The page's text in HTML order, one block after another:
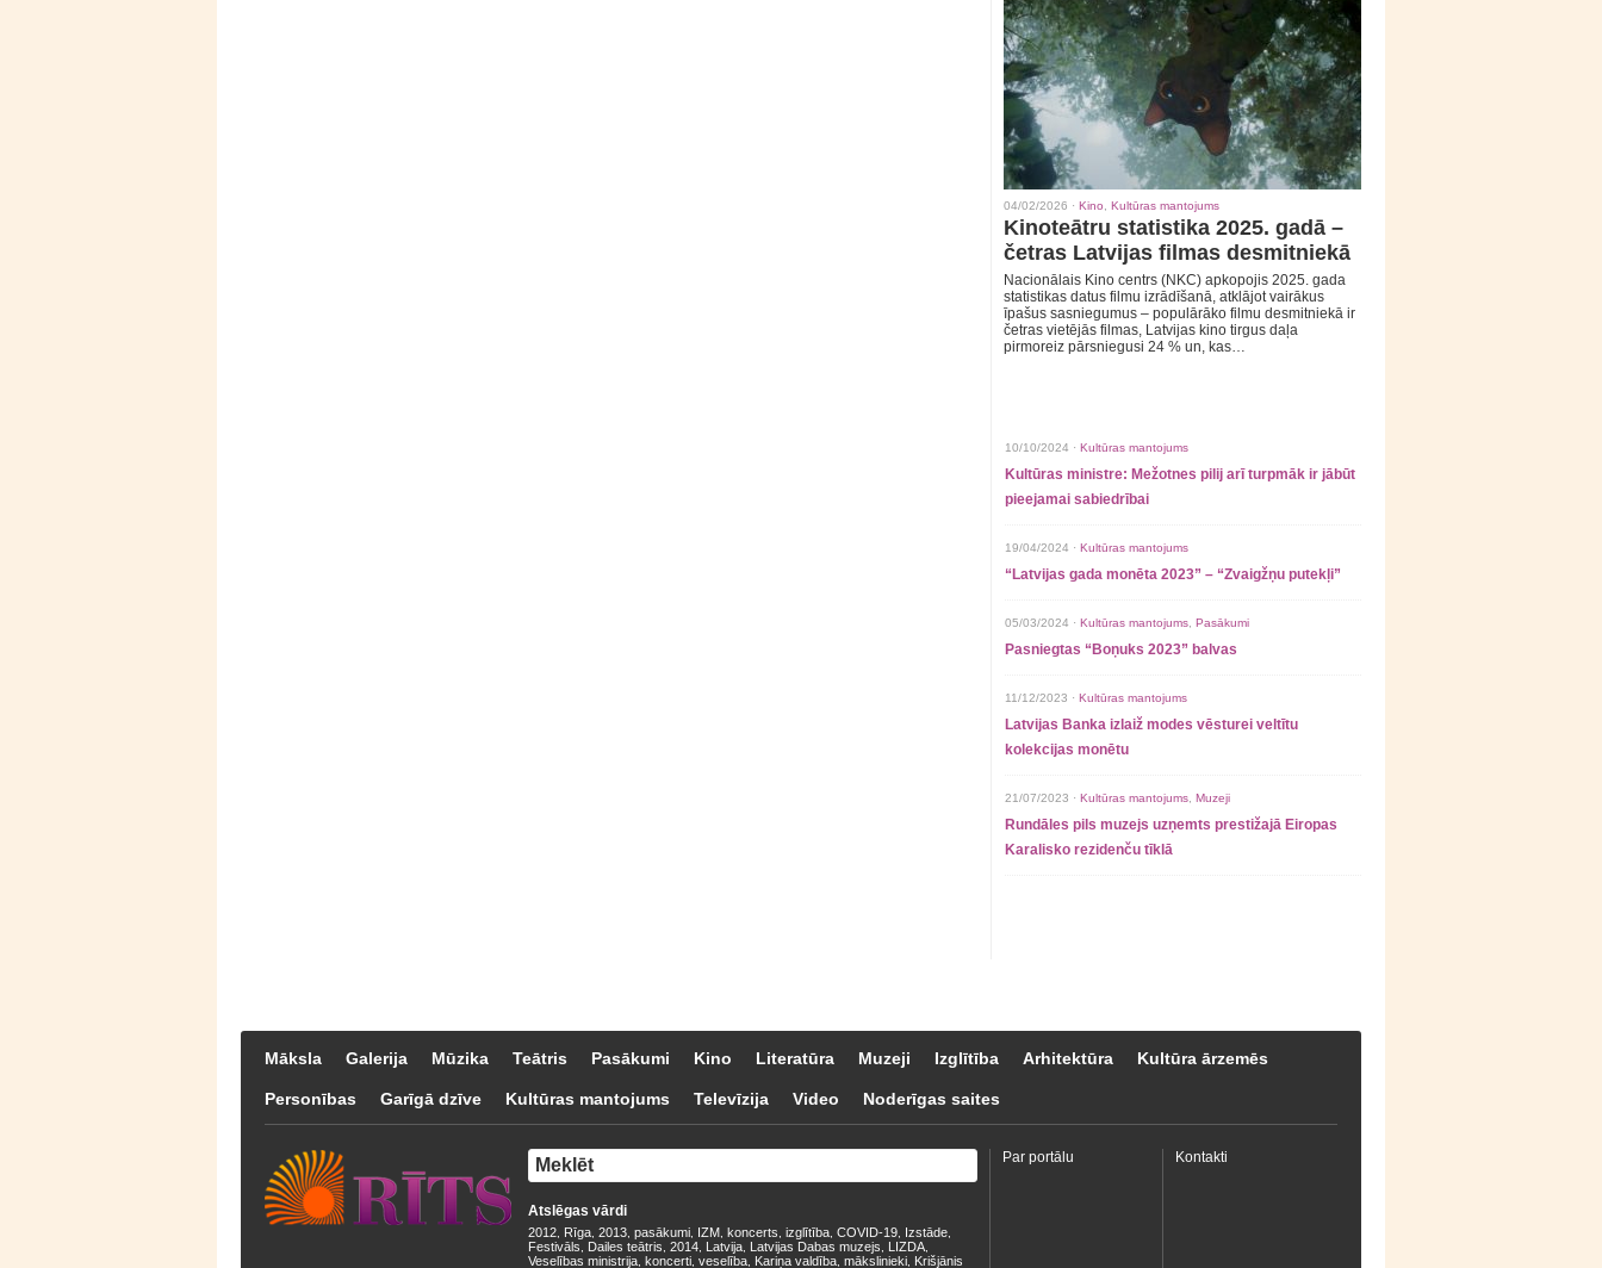
04/02/2026 · Kino Kultūras mantojums
Kinoteātru statistika 2025. gadā –
četras Latvijas filmas desmitniekā
Nacionālais Kino centrs (NKC) apkopojis 2025. gada
statistikas datus filmu izrādīšanā, atklājot vairākus
īpašus sasniegumus – populārāko filmu desmitniekā ir
četras vietējās filmas, Latvijas kino tirgus daļa
pirmoreiz pārsniegusi 24 % un, kas…
10/10/2024 · Kultūras mantojums
Kultūras ministre: Mežotnes pilij arī turpmāk ir jābūt
pieejamai sabiedrībai
19/04/2024 · Kultūras mantojums
“Latvijas gada monēta 2023” – “Zvaigžņu putekļi”
05/03/2024 · Kultūras mantojums Pasākumi
Pasniegtas “Boņuks 2023” balvas
11/12/2023 · Kultūras mantojums
Latvijas Banka izlaiž modes vēsturei veltītu
kolekcijas monētu
21/07/2023 · Kultūras mantojums Muzeji
Rundāles pils muzejs uzņemts prestižajā Eiropas
Karalisko rezidenču tīklā
Māksla Galerija Mūzika Teātris Pasākumi Kino Literatūra Muzeji Izglītība Arhitektūra Kultūra ārzemēs
Personības Garīgā dzīve Kultūras mantojums Televīzija Video Noderīgas saites
Atslēgas vārdi
2012 Rīga 2013 pasākumi IZM koncerts izglītība COVID-19 Izstāde
Festivāls Dailes teātris 2014 Latvija Latvijas Dabas muzejs LIZDA
Veselības ministrija koncerti veselība Kariņa valdība mākslinieki Krišjānis
Par portālu Kontakti